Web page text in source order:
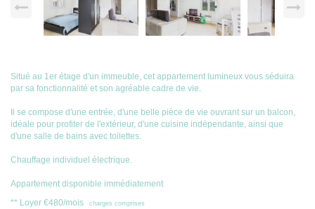
Situé au 1er étage d'un immeuble, cet appartement lumineux vous séduira
par sa fonctionnalité et son agréable cadre de vie.
Il se compose d'une entrée, d'une belle pièce de vie ouvrant sur un balcon,
idéale pour profiter de l'extérieur, d'une cuisine indépendante, ainsi que
d'une salle de bains avec toilettes.
Chauffage individuel électrique.
Appartement disponible immédiatement
** Loyer €480/mois charges comprises